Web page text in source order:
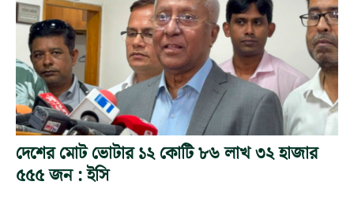
দেশের মোট ভোটার ১২ কোটি ৮৬ লাখ ৩২ হাজার
৫৫৫ জন : ইসি